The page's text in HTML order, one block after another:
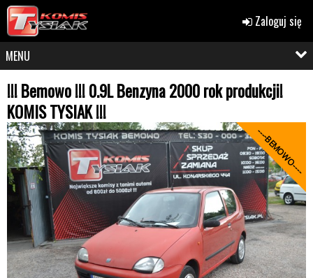
Zaloguj się
MENU
!!! Bemowo !!! 0.9L Benzyna 2000 rok produkcji!
KOMIS TYSIAK !!!
----BEMOWO----